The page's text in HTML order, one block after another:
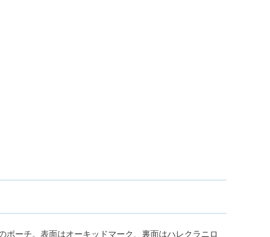
ーチ。表面はオーキッドマーク、裏面はハレクラニロ